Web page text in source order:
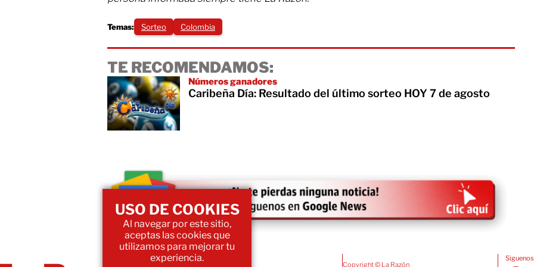
Temas: Sorteo Colombia
TE RECOMENDAMOS:
Números ganadores
Caribeña Día: Resultado del último sorteo HOY 7 de agosto
Copyright © La Razón
USO DE COOKIES
Al navegar por este sitio,
aceptas las cookies que
utilizamos para mejorar tu
experiencia.